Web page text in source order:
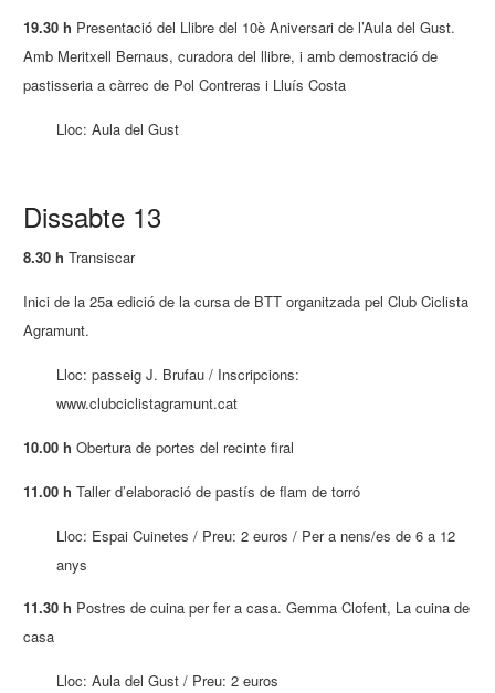
19.30 h Presentació del Llibre del 10è Aniversari de l’Aula del Gust.
Amb Meritxell Bernaus, curadora del llibre, i amb demostració de
pastisseria a càrrec de Pol Contreras i Lluís Costa
Lloc: Aula del Gust
Dissabte 13
8.30 h Transiscar
Inici de la 25a edició de la cursa de BTT organitzada pel Club Ciclista
Agramunt.
Lloc: passeig J. Brufau / Inscripcions:
www.clubciclistagramunt.cat
10.00 h Obertura de portes del recinte firal
11.00 h Taller d’elaboració de pastís de flam de torró
Lloc: Espai Cuinetes / Preu: 2 euros / Per a nens/es de 6 a 12
anys
11.30 h Postres de cuina per fer a casa. Gemma Clofent, La cuina de
casa
Lloc: Aula del Gust / Preu: 2 euros